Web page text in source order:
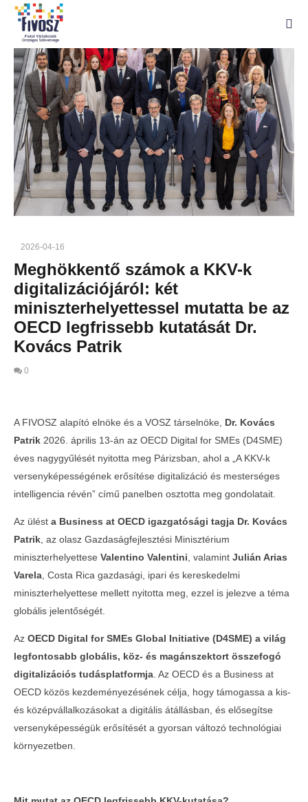
2026-04-16
Meghökkentő számok a KKV-k
digitalizációjáról: két
miniszterhelyettessel mutatta be az
OECD legfrissebb kutatását Dr.
Kovács Patrik
0
MOST NÉZED
Meghökkentő számok a KKV-k
mutatta be az OECD legfrissebb kutatását
Dr. Kovács Patrik
2026-
A FIVOSZ alapító elnöke és a VOSZ társelnöke, Dr. Kovács
Patrik 2026. április 13-án az OECD Digital for SMEs (D4SME)
éves nagygyűlését nyitotta meg Párizsban, ahol a „A KKV-k
versenyképességének erősítése digitalizáció és mesterséges
intelligencia révén” című panelben osztotta meg gondolatait.
Az ülést a Business at OECD igazgatósági tagja Dr. Kovács
Patrik , az olasz Gazdaságfejlesztési Minisztérium
miniszterhelyettese Valentino Valentini , valamint Julián Arias
Varela , Costa Rica gazdasági, ipari és kereskedelmi
miniszterhelyettese mellett nyitotta meg, ezzel is jelezve a téma
globális jelentőségét.
Az OECD Digital for SMEs Global Initiative (D4SME) a világ
legfontosabb globális, köz- és magánszektort összefogó
digitalizációs tudásplatformja . Az OECD és a Business at
OECD közös kezdeményezésének célja, hogy támogassa a kis-
és középvállalkozásokat a digitális átállásban, és elősegítse
versenyképességük erősítését a gyorsan változó technológiai
környezetben.